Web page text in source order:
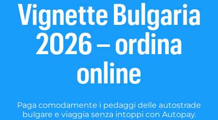
Vignette Bulgaria
2026 – ordina
online
Paga comodamente i pedaggi delle autostrade
bulgare e viaggia senza intoppi con Autopay.